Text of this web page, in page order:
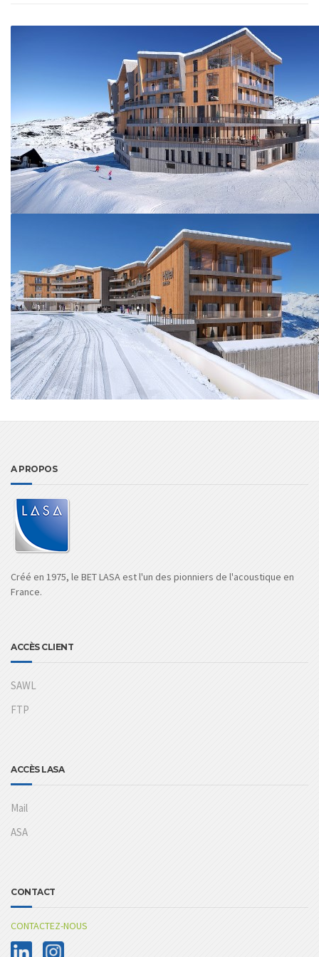
A PROPOS
Créé en 1975, le BET LASA est l'un des pionniers de l'acoustique en
France.
ACCÈS CLIENT
SAWL
FTP
ACCÈS LASA
Mail
ASA
CONTACT
CONTACTEZ-NOUS